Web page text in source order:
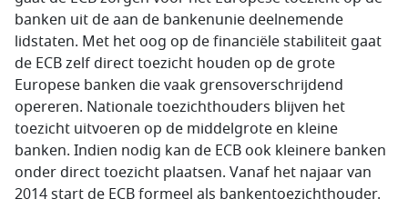
banken uit de aan de bankenunie deelnemende
lidstaten. Met het oog op de financiële stabiliteit gaat
de ECB zelf direct toezicht houden op de grote
Europese banken die vaak grensoverschrijdend
opereren. Nationale toezichthouders blijven het
toezicht uitvoeren op de middelgrote en kleine
banken. Indien nodig kan de ECB ook kleinere banken
onder direct toezicht plaatsen. Vanaf het najaar van
2014 start de ECB formeel als bankentoezichthouder.